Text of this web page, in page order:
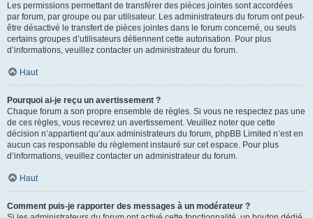
Les permissions permettant de transférer des pièces jointes sont accordées
par forum, par groupe ou par utilisateur. Les administrateurs du forum ont peut-
être désactivé le transfert de pièces jointes dans le forum concerné, ou seuls
certains groupes d’utilisateurs détiennent cette autorisation. Pour plus
d’informations, veuillez contacter un administrateur du forum.
Haut
Pourquoi ai-je reçu un avertissement ?
Chaque forum a son propre ensemble de règles. Si vous ne respectez pas une
de ces règles, vous recevrez un avertissement. Veuillez noter que cette
décision n’appartient qu’aux administrateurs du forum, phpBB Limited n’est en
aucun cas responsable du règlement instauré sur cet espace. Pour plus
d’informations, veuillez contacter un administrateur du forum.
Haut
Comment puis-je rapporter des messages à un modérateur ?